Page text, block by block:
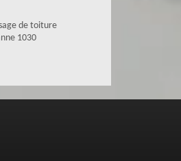
de toiture
1030